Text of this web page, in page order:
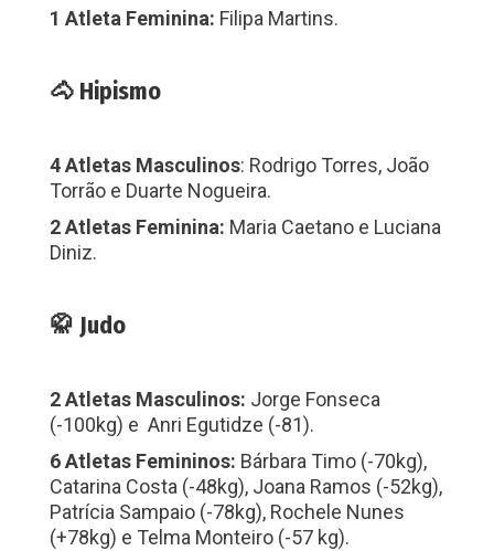
1 Atleta Feminina: Filipa Martins.
🐴 Hipismo
4 Atletas Masculinos: Rodrigo Torres, João
Torrão e Duarte Nogueira.
2 Atletas Feminina: Maria Caetano e Luciana
Diniz.
🥋 Judo
2 Atletas Masculinos: Jorge Fonseca
(-100kg) e Anri Egutidze (-81).
6 Atletas Femininos: Bárbara Timo (-70kg),
Catarina Costa (-48kg), Joana Ramos (-52kg),
Patrícia Sampaio (-78kg), Rochele Nunes
(+78kg) e Telma Monteiro (-57 kg).